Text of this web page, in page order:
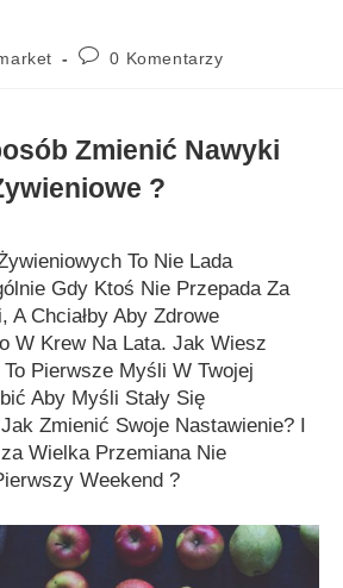
0 Komentarzy
Zmienić Nawyki
?
To Nie Lada
Gdy Ktoś Nie Przepada Za
A Chciałby Aby Zdrowe
W Krew Na Lata. Jak Wiesz
Pierwsze Myśli W Twojej
Aby Myśli Stały Się
Zmienić Swoje Nastawienie? I
Wielka Przemiana Nie
Weekend ?